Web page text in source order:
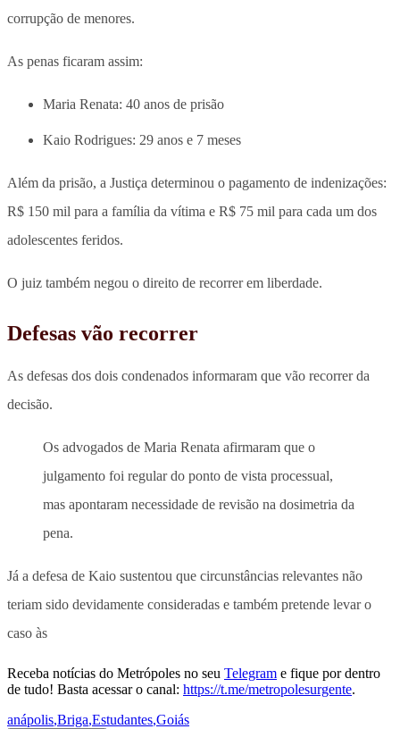
corrupção de menores.
As penas ficaram assim:
Maria Renata: 40 anos de prisão
Kaio Rodrigues: 29 anos e 7 meses
Além da prisão, a Justiça determinou o pagamento de indenizações:
R$ 150 mil para a família da vítima e R$ 75 mil para cada um dos
adolescentes feridos.
O juiz também negou o direito de recorrer em liberdade.
Defesas vão recorrer
As defesas dos dois condenados informaram que vão recorrer da
decisão.
Os advogados de Maria Renata afirmaram que o
julgamento foi regular do ponto de vista processual,
mas apontaram necessidade de revisão na dosimetria da
pena.
Já a defesa de Kaio sustentou que circunstâncias relevantes não
teriam sido devidamente consideradas e também pretende levar o
caso às
Receba notícias do Metrópoles no seu Telegram e fique por dentro
de tudo! Basta acessar o canal: https://t.me/metropolesurgente.
anápolis,Briga,Estudantes,Goiás